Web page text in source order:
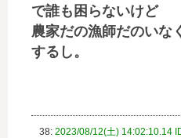
で誰も困らないけど
農家だの漁師だのいな
するし。
38: 2023/08/12(土) 14:02:10.14